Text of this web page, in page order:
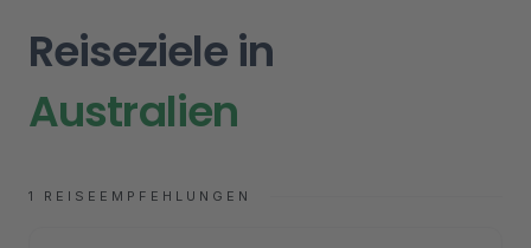
Reiseziele in
Australien
1 REISEEMPFEHLUNGEN